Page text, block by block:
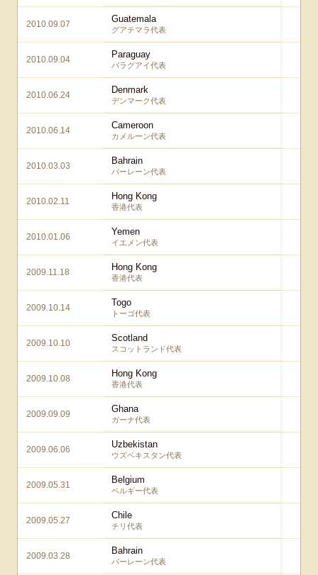
2010.09.07 Guatemala
グアテマラ代表
2010.09.04 Paraguay
パラグアイ代表
2010.06.24 Denmark
デンマーク代表
2010.06.14 Cameroon
カメルーン代表
2010.03.03 Bahrain
バーレーン代表
2010.02.11 Hong Kong
香港代表
2010.01.06 Yemen
イエメン代表
2009.11.18 Hong Kong
香港代表
2009.10.14 Togo
トーゴ代表
2009.10.10 Scotland
スコットランド代表
2009.10.08 Hong Kong
香港代表
2009.09.09 Ghana
ガーナ代表
2009.06.06 Uzbekistan
ウズベキスタン代表
2009.05.31 Belgium
ベルギー代表
2009.05.27 Chile
チリ代表
2009.03.28 Bahrain
バーレーン代表